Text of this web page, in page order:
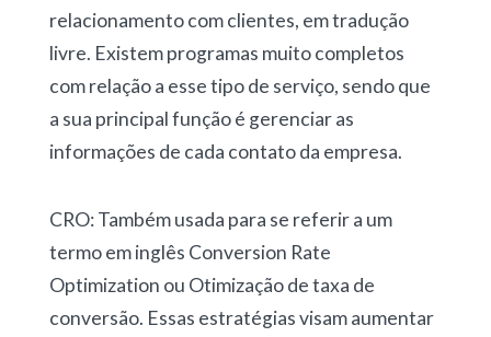
relacionamento com clientes, em tradução
livre. Existem programas muito completos
com relação a esse tipo de serviço, sendo que
a sua principal função é gerenciar as
informações de cada contato da empresa.
CRO: Também usada para se referir a um
termo em inglês Conversion Rate
Optimization ou Otimização de taxa de
conversão. Essas estratégias visam aumentar